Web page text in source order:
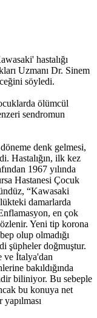
hastalığı
Uzmanı Dr. Sinem
söyledi.
ölümcül
sendromun
denk gelmesi,
Hastalığın, ilk kez
1967 yılında
Hastanesi Çocuk
“Kawasaki
damarlarda
en çok
Yeni tip korona
olup olmadığı
şüpheler doğmuştur.
ve İtalya'dan
bakıldığında
biliniyor. Bu sebeple
bu konuya net